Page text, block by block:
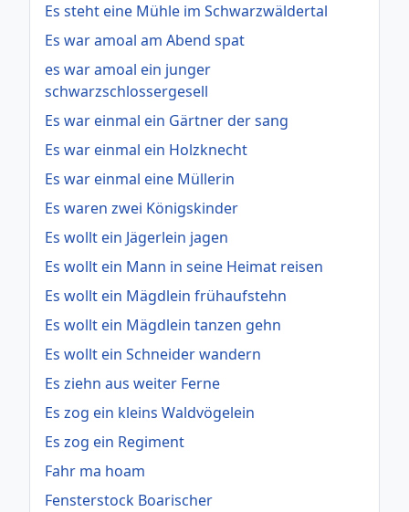
Es steht eine Mühle im Schwarzwäldertal
Es war amoal am Abend spat
es war amoal ein junger
schwarzschlossergesell
Es war einmal ein Gärtner der sang
Es war einmal ein Holzknecht
Es war einmal eine Müllerin
Es waren zwei Königskinder
Es wollt ein Jägerlein jagen
Es wollt ein Mann in seine Heimat reisen
Es wollt ein Mägdlein frühaufstehn
Es wollt ein Mägdlein tanzen gehn
Es wollt ein Schneider wandern
Es ziehn aus weiter Ferne
Es zog ein kleins Waldvögelein
Es zog ein Regiment
Fahr ma hoam
Fensterstock Boarischer